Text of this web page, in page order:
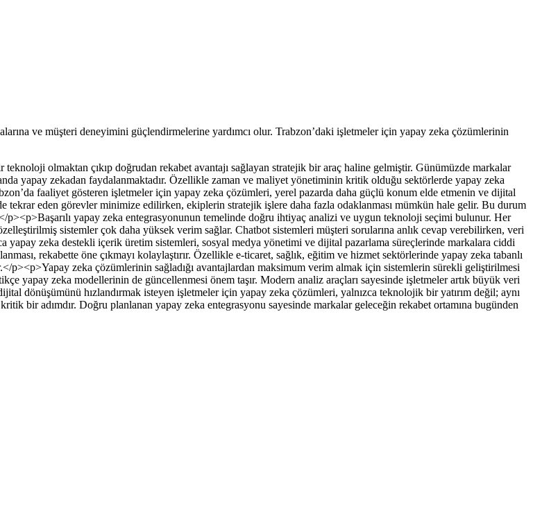
ve müşteri deneyimini güçlendirmelerine yardımcı olur. Trabzon’daki işletmeler için yapay zeka çözümlerinin
olmaktan çıkıp doğrudan rekabet avantajı sağlayan stratejik bir araç haline gelmiştir. Günümüzde markalar
yapay zekadan faydalanmaktadır. Özellikle zaman ve maliyet yönetiminin kritik olduğu sektörlerde yapay zeka
faaliyet gösteren işletmeler için yapay zeka çözümleri, yerel pazarda daha güçlü konum elde etmenin ve dijital
tekrar eden görevler minimize edilirken, ekiplerin stratejik işlere daha fazla odaklanması mümkün hale gelir. Bu durum
yapay zeka entegrasyonunun temelinde doğru ihtiyaç analizi ve uygun teknoloji seçimi bulunur. Her
sistemler çok daha yüksek verim sağlar. Chatbot sistemleri müşteri sorularına anlık cevap verebilirken, veri
yapay zeka destekli içerik üretim sistemleri, sosyal medya yönetimi ve dijital pazarlama süreçlerinde markalara ciddi
rekabette öne çıkmayı kolaylaştırır. Özellikle e-ticaret, sağlık, eğitim ve hizmet sektörlerinde yapay zeka tabanlı
p><p>Yapay zeka çözümlerinin sağladığı avantajlardan maksimum verim almak için sistemlerin sürekli geliştirilmesi
yapay zeka modellerinin de güncellenmesi önem taşır. Modern analiz araçları sayesinde işletmeler artık büyük veri
dönüşümünü hızlandırmak isteyen işletmeler için yapay zeka çözümleri, yalnızca teknolojik bir yatırım değil; aynı
bir adımdır. Doğru planlanan yapay zeka entegrasyonu sayesinde markalar geleceğin rekabet ortamına bugünden